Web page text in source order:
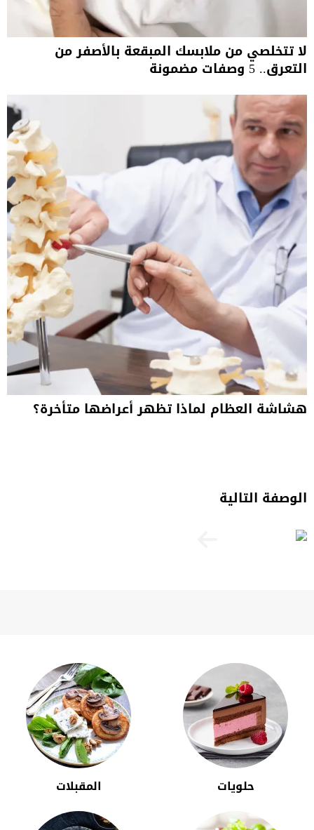
لا تتخلصي من ملابسك المبقعة بالأصفر من
التعرق.. 5 وصفات مضمونة
هشاشة العظام لماذا تظهر أعراضها متأخرة؟
الوصفة التالية
حلويات المقبلات